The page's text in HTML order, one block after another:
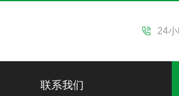
24小
联系我们